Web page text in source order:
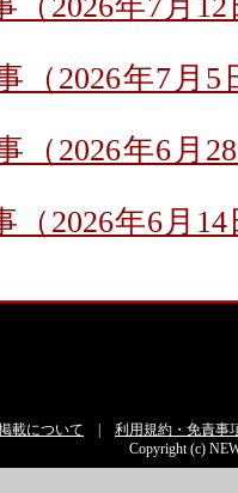
（2026年7月5
（2026年6月
2026年6月14
載について
利用規約・免責事
Copyright (c)